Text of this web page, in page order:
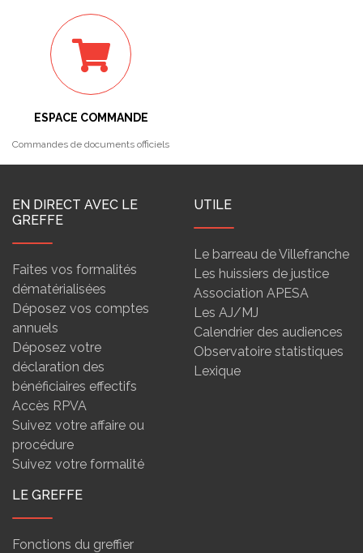
ESPACE COMMANDE
Commandes de documents officiels
EN DIRECT AVEC LE
GREFFE
Faites vos formalités
dématérialisées
Déposez vos comptes
annuels
Déposez votre
déclaration des
bénéficiaires effectifs
Accès RPVA
Suivez votre affaire ou
procédure
Suivez votre formalité
UTILE
Le barreau de Villefranche
Les huissiers de justice
Association APESA
Les AJ/MJ
Calendrier des audiences
Observatoire statistiques
Lexique
LE GREFFE
Fonctions du greffier